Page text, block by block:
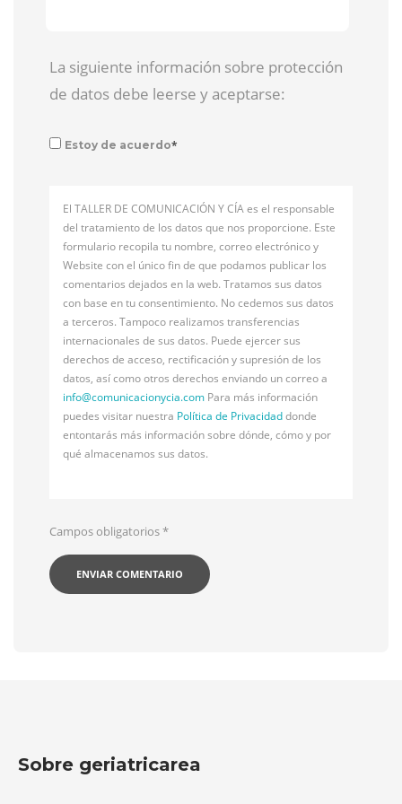
La siguiente información sobre protección
de datos debe leerse y aceptarse:
Estoy de acuerdo*
El TALLER DE COMUNICACIÓN Y CÍA es el responsable
del tratamiento de los datos que nos proporcione. Este
formulario recopila tu nombre, correo electrónico y
Website con el único fin de que podamos publicar los
comentarios dejados en la web. Tratamos sus datos
con base en tu consentimiento. No cedemos sus datos
a terceros. Tampoco realizamos transferencias
internacionales de sus datos. Puede ejercer sus
derechos de acceso, rectificación y supresión de los
datos, así como otros derechos enviando un correo a
info@comunicacionycia.com Para más información
puedes visitar nuestra Política de Privacidaddonde
entontarás más información sobre dónde, cómo y por
qué almacenamos sus datos.
Campos obligatorios*
Sobre geriatricarea